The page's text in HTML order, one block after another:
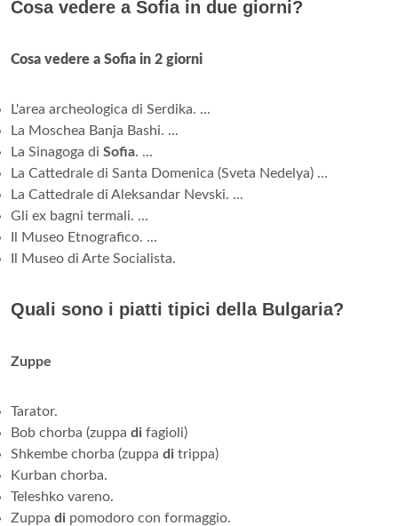
Cosa vedere a Sofia in due giorni?
Cosa vedere a Sofia in 2 giorni
L'area archeologica di Serdika. ...
La Moschea Banja Bashi. ...
La Sinagoga di Sofia. ...
La Cattedrale di Santa Domenica (Sveta Nedelya) ...
La Cattedrale di Aleksandar Nevski. ...
Gli ex bagni termali. ...
Il Museo Etnografico. ...
Il Museo di Arte Socialista.
Quali sono i piatti tipici della Bulgaria?
Zuppe
Tarator.
Bob chorba (zuppa di fagioli)
Shkembe chorba (zuppa di trippa)
Kurban chorba.
Teleshko vareno.
Zuppa di pomodoro con formaggio.